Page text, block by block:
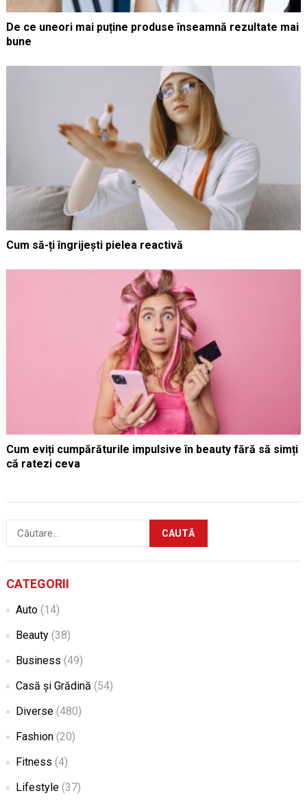
De ce uneori mai puține produse înseamnă rezultate mai
bune
Cum să-ți îngrijești pielea reactivă
Cum eviți cumpărăturile impulsive în beauty fără să simți
că ratezi ceva
Caută
CATEGORII
Auto(14)
Beauty(38)
Business (49)
Casă și Grădină (54)
Diverse(480)
Fashion(20)
Fitness (4)
Lifestyle(37)